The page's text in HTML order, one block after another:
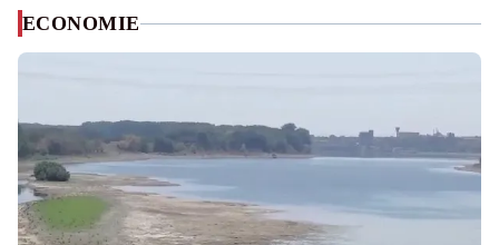
ECONOMIE